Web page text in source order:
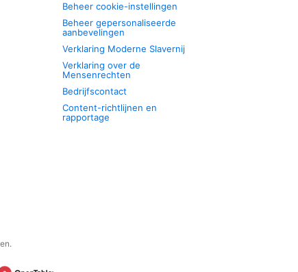
Beheer cookie-instellingen
Beheer gepersonaliseerde
aanbevelingen
Verklaring Moderne Slavernij
Verklaring over de
Mensenrechten
Bedrijfscontact
Content-richtlijnen en
rapportage